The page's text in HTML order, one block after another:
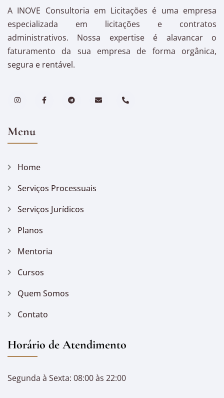
A INOVE Consultoria em Licitações é uma empresa
especializada em licitações e contratos
administrativos. Nossa expertise é alavancar o
faturamento da sua empresa de forma orgânica,
segura e rentável.
Menu
Home
Serviços Processuais
Serviços Jurídicos
Planos
Mentoria
Cursos
Quem Somos
Contato
Horário de Atendimento
Segunda à Sexta: 08:00 às 22:00